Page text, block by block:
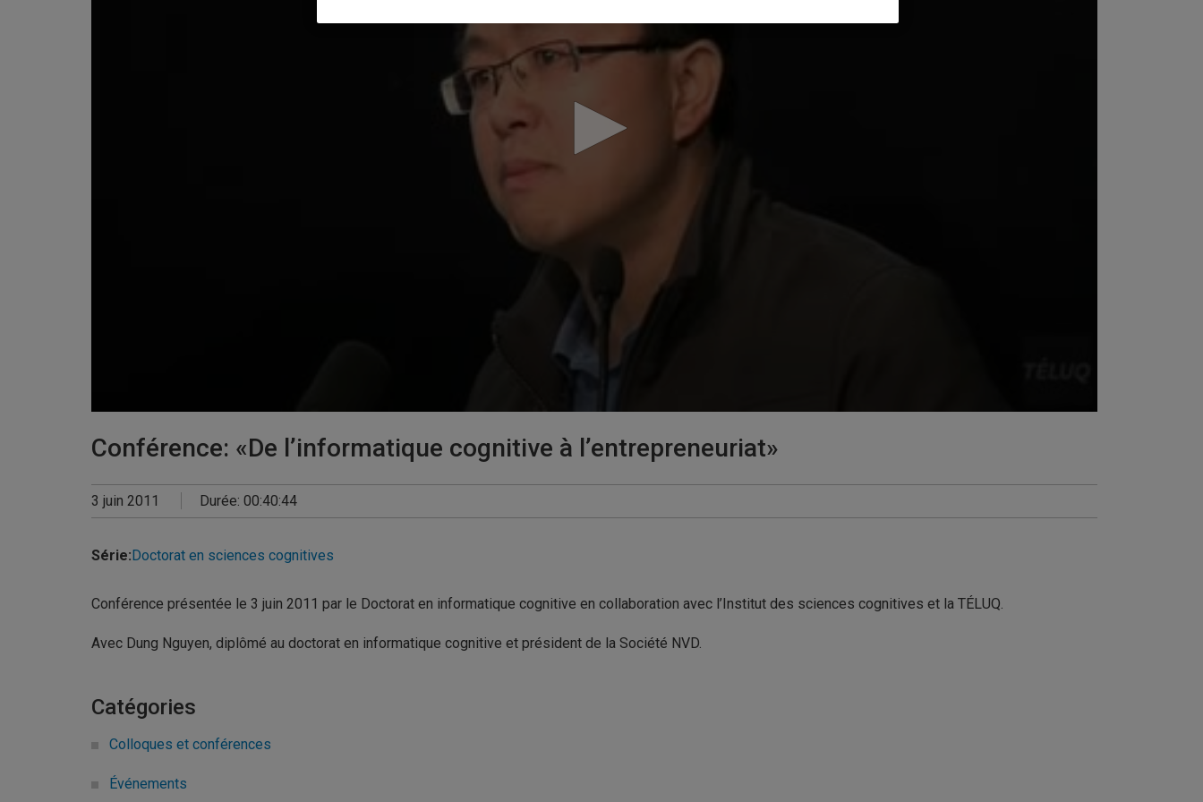
of
0
90%
Conférence: «De l’informatique cognitive à l’entrepreneuriat»
3 juin 2011 Durée: 00:40:44
Série: Doctorat en sciences cognitives
Conférence présentée le 3 juin 2011 par le Doctorat en informatique cognitive en collaboration avec l’Institut des sciences cognitives et la TÉLUQ.
Avec Dung Nguyen, diplômé au doctorat en informatique cognitive et président de la Société NVD.
Catégories
Colloques et conférences
Événements